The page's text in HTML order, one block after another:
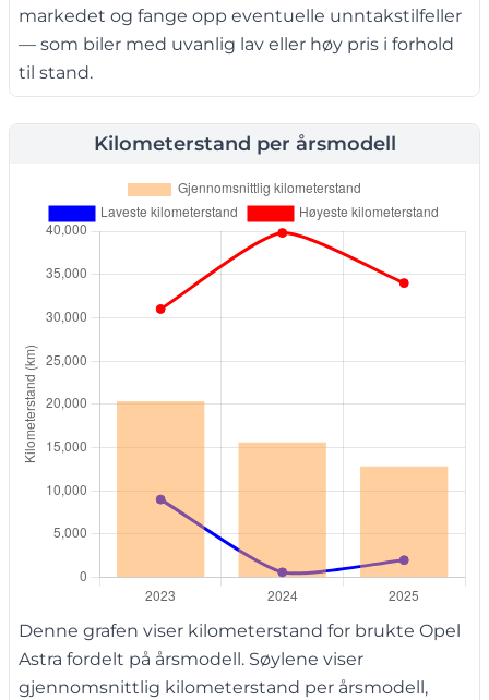
markedet og fange opp eventuelle unntakstilfeller
— som biler med uvanlig lav eller høy pris i forhold
til stand.
Kilometerstand per årsmodell
Denne grafen viser kilometerstand for brukte Opel
Astra fordelt på årsmodell. Søylene viser
gjennomsnittlig kilometerstand per årsmodell,